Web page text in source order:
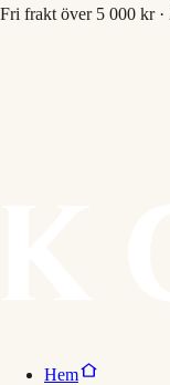
Fri frakt över 5 000 kr ·
Hem